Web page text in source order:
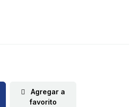
Agregar a
favorito